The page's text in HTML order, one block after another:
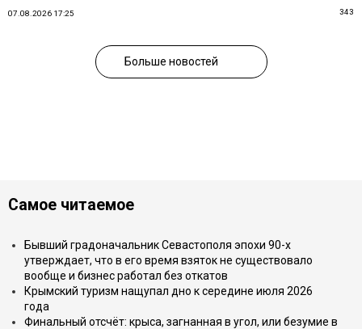
07.08.2026 17:25 343
Больше новостей
Самое читаемое
Бывший градоначальник Севастополя эпохи 90-х
утверждает, что в его время взяток не существовало
вообще и бизнес работал без откатов
Крымский туризм нащупал дно к середине июля 2026
года
Финальный отсчёт: крыса, загнанная в угол, или безумие в